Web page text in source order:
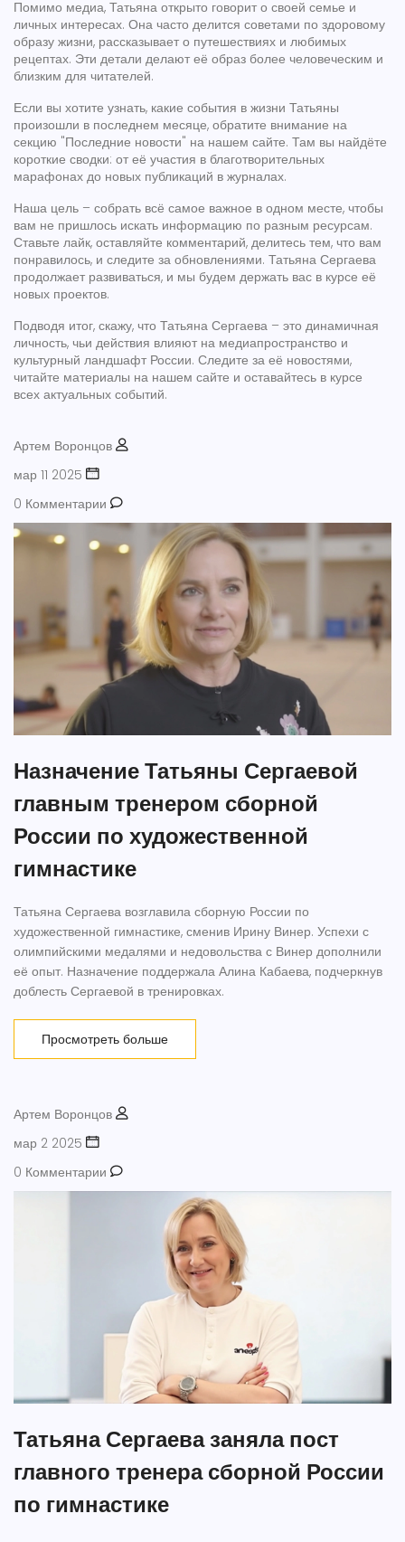
Помимо медиа, Татьяна открыто говорит о своей семье и
личных интересах. Она часто делится советами по здоровому
образу жизни, рассказывает о путешествиях и любимых
рецептах. Эти детали делают её образ более человеческим и
близким для читателей.
Если вы хотите узнать, какие события в жизни Татьяны
произошли в последнем месяце, обратите внимание на
секцию "Последние новости" на нашем сайте. Там вы найдёте
короткие сводки: от её участия в благотворительных
марафонах до новых публикаций в журналах.
Наша цель – собрать всё самое важное в одном месте, чтобы
вам не пришлось искать информацию по разным ресурсам.
Ставьте лайк, оставляйте комментарий, делитесь тем, что вам
понравилось, и следите за обновлениями. Татьяна Сергаева
продолжает развиваться, и мы будем держать вас в курсе её
новых проектов.
Подводя итог, скажу, что Татьяна Сергаева – это динамичная
личность, чьи действия влияют на медиапространство и
культурный ландшафт России. Следите за её новостями,
читайте материалы на нашем сайте и оставайтесь в курсе
всех актуальных событий.
Артем Воронцов
мар 11 2025
0 Комментарии
Назначение Татьяны Сергаевой
главным тренером сборной
России по художественной
гимнастике
Татьяна Сергаева возглавила сборную России по
художественной гимнастике, сменив Ирину Винер. Успехи с
олимпийскими медалями и недовольства с Винер дополнили
её опыт. Назначение поддержала Алина Кабаева, подчеркнув
доблесть Сергаевой в тренировках.
Просмотреть больше
Артем Воронцов
мар 2 2025
0 Комментарии
Татьяна Сергаева заняла пост
главного тренера сборной России
по гимнастике